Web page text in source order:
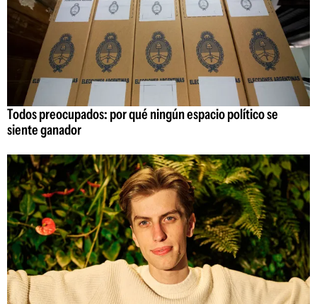
Todos preocupados: por qué ningún espacio político se
siente ganador